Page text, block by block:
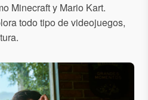
Minecraft y Mario Kart.
todo tipo de videojuegos,